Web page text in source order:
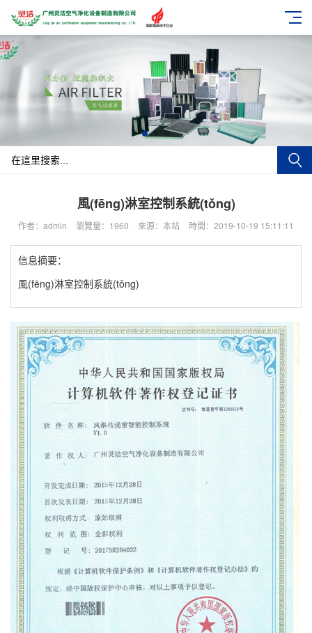
風(fēng)淋室控制系統(tǒng)
作者：admin 瀏覽量：1960 來源：本站 時間：2019-10-19 15:11:11
信息摘要：
風(fēng)淋室控制系統(tǒng)